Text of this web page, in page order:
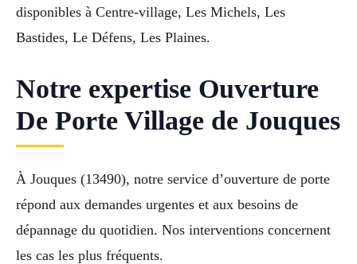
disponibles à Centre-village, Les Michels, Les
Bastides, Le Défens, Les Plaines.
Notre expertise Ouverture
De Porte Village de Jouques
À Jouques (13490), notre service d’ouverture de porte
répond aux demandes urgentes et aux besoins de
dépannage du quotidien. Nos interventions concernent
les cas les plus fréquents.